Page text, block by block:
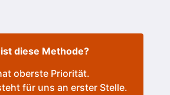
diese Methode?
oberste Priorität.
für uns an erster Stelle.